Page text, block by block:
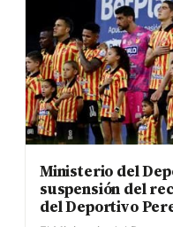
Ministerio del
suspensión del
del Deportivo